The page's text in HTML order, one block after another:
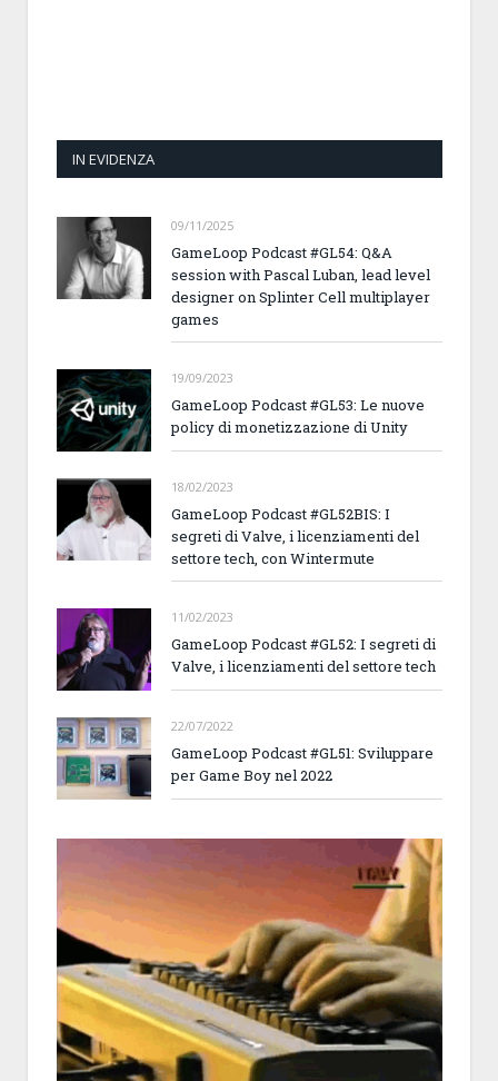
IN EVIDENZA
09/11/2025
GameLoop Podcast #GL54: Q&A
session with Pascal Luban, lead level
designer on Splinter Cell multiplayer
games
19/09/2023
GameLoop Podcast #GL53: Le nuove
policy di monetizzazione di Unity
18/02/2023
GameLoop Podcast #GL52BIS: I
segreti di Valve, i licenziamenti del
settore tech, con Wintermute
11/02/2023
GameLoop Podcast #GL52: I segreti di
Valve, i licenziamenti del settore tech
22/07/2022
GameLoop Podcast #GL51: Sviluppare
per Game Boy nel 2022